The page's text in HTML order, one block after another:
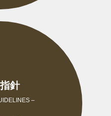
針
–